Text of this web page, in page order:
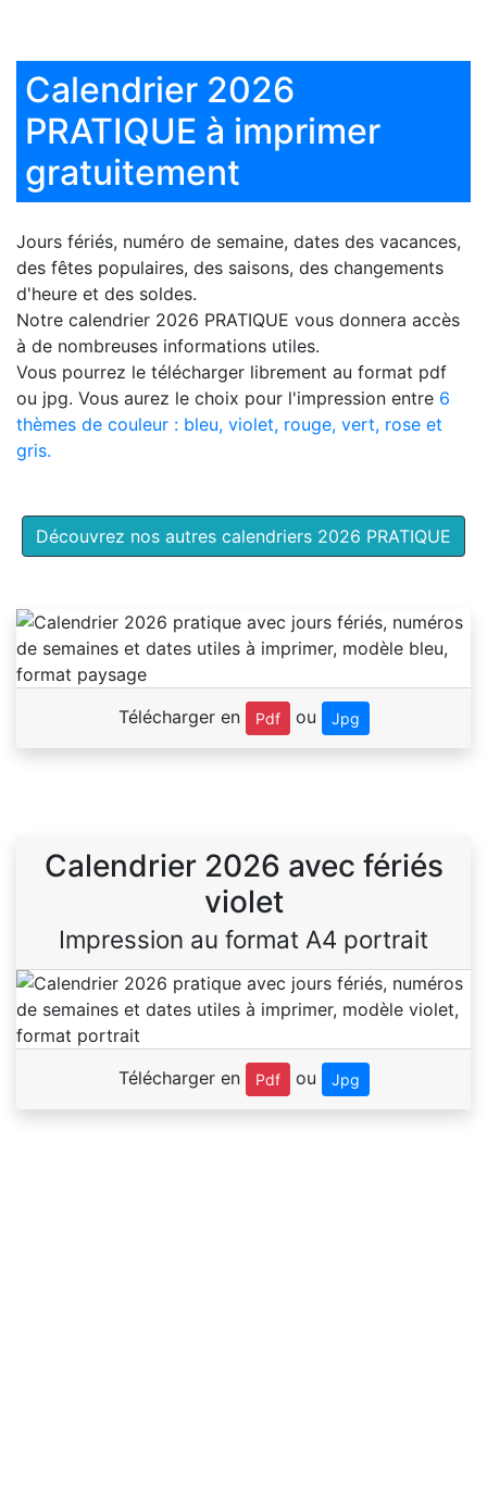
Calendrier 2026
PRATIQUE à imprimer
gratuitement
Jours fériés, numéro de semaine, dates des vacances,
des fêtes populaires, des saisons, des changements
d'heure et des soldes.
Notre calendrier 2026 PRATIQUE vous donnera accès
à de nombreuses informations utiles.
Vous pourrez le télécharger librement au format pdf
ou jpg. Vous aurez le choix pour l'impression entre 6
thèmes de couleur : bleu, violet, rouge, vert, rose et
gris.
Découvrez nos autres calendriers 2026 PRATIQUE
Télécharger en Pdf ou Jpg
Calendrier 2026 avec fériés
violet
Impression au format A4 portrait
Télécharger en Pdf ou Jpg